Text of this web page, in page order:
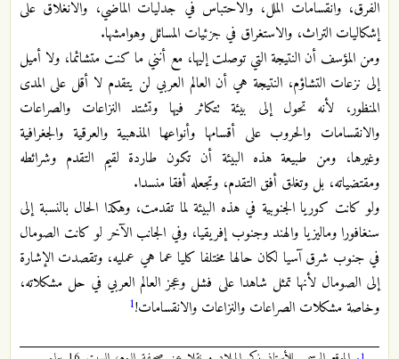
الفرق، وانقسامات الملل، والاحتباس في جدليات الماضي، والانغلاق على
إشكاليات التراث، والاستغراق في جزئيات المسائل وهوامشها.
ومن المؤسف أن النتيجة التي توصلت إليها، مع أنني ما كنت متشائما، ولا أميل
إلى نزعات التشاؤم، النتيجة هي أن العالم العربي لن يتقدم لا أقل على المدى
المنظور، لأنه تحول إلى بيئة تتكاثر فيها وتشتد النزاعات والصراعات
والانقسامات والحروب على أقسامها وأنواعها المذهبية والعرقية والجغرافية
وغيرها، ومن طبيعة هذه البيئة أن تكون طاردة لقيم التقدم وشرائطه
ومقتضياته، بل وتغلق أفق التقدم، وتجعله أفقا منسدا.
ولو كانت كوريا الجنوبية في هذه البيئة لما تقدمت، وهكذا الحال بالنسبة إلى
سنغافورا وماليزيا والهند وجنوب إفريقيا، وفي الجانب الآخر لو كانت الصومال
في جنوب شرق آسيا لكان حالها مختلفا كليا عما هي عمليه، وتقصدت الإشارة
إلى الصومال لأنها تمثل شاهدا على فشل وعجز العالم العربي في حل مشكلاته،
وخاصة مشكلات الصراعات والنزاعات والانقسامات!1